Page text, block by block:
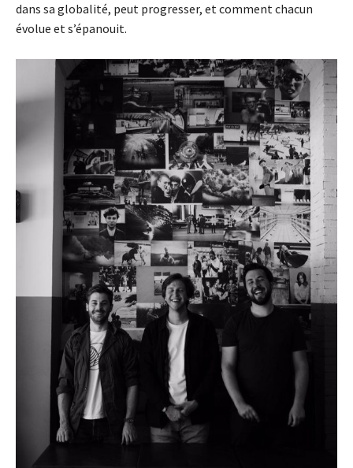
dans sa globalité, peut progresser, et comment chacun
évolue et s’épanouit.